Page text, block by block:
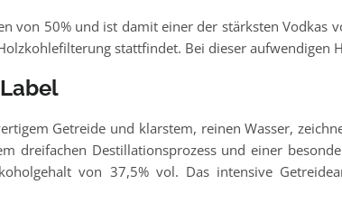
von 50% und ist damit einer der stärksten Vodkas
stattfindet. Bei dieser aufwendigen
Getreide und klarstem, reinen Wasser,
dreifachen Destillationsprozess und einer
von 37,5% vol. Das intensive